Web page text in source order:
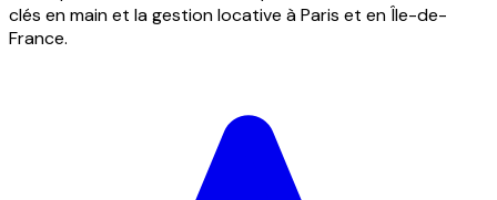
clés en main et la gestion locative à Paris et en Île-de-
France.